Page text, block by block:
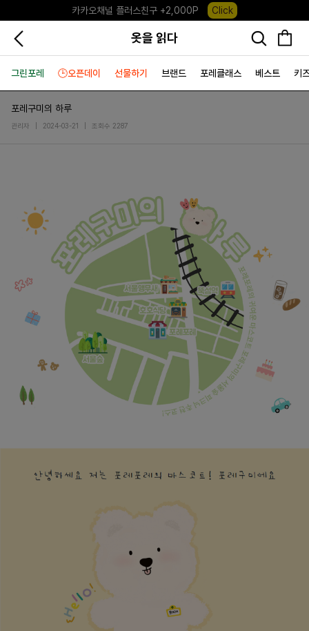
포레포레 앱 다운로드 +3,000P
Down
하우스오브캐러셀, 국내단독 프리오더(~8/10)
Click
옷을 읽다
그린포레 🕒오픈데이 선물하기 브랜드 포레클래스 베스트 키
포레구미의 하루
관리자 2024-03-21 조회수 2287